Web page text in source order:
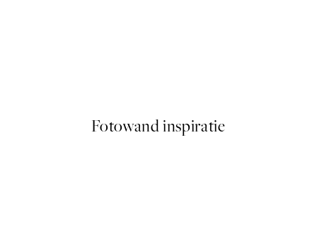
Fotowand inspiratie